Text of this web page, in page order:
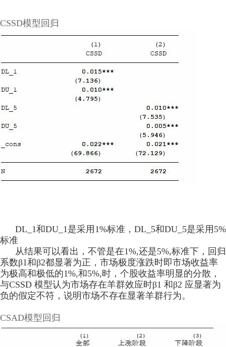
CSSD模型回归
DL_1和DU_1是采用1%标准，DL_5和DU_5是采用5%
标准
从结果可以看出，不管是在1%,还是5%,标准下，回归
系数β1和β2都显著为正，市场极度涨跌时即市场收益率
为极高和极低的1%,和5%,时，个股收益率明显的分散，
与CSSD 模型认为市场存在羊群效应时β1 和β2 应显著为
负的假定不符，说明市场不存在显著羊群行为。
CSAD模型回归